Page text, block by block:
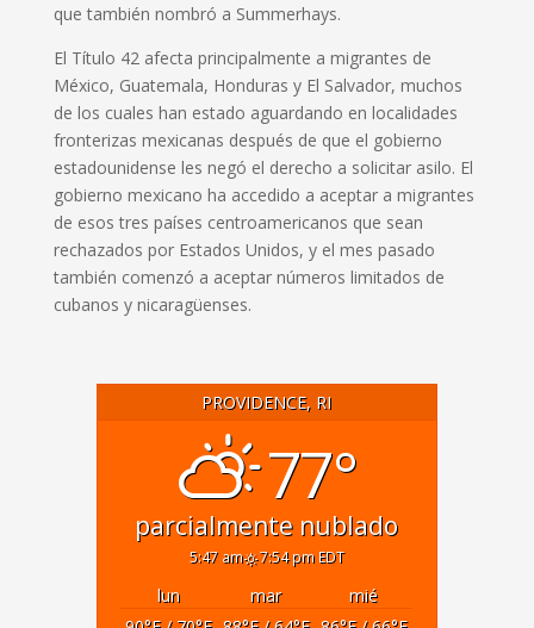
que también nombró a Summerhays.
El Título 42 afecta principalmente a migrantes de
México, Guatemala, Honduras y El Salvador, muchos
de los cuales han estado aguardando en localidades
fronterizas mexicanas después de que el gobierno
estadounidense les negó el derecho a solicitar asilo. El
gobierno mexicano ha accedido a aceptar a migrantes
de esos tres países centroamericanos que sean
rechazados por Estados Unidos, y el mes pasado
también comenzó a aceptar números limitados de
cubanos y nicaragüenses.
PROVIDENCE, RI
77°
parcialmente nublado
5:47 am 7:54 pm EDT
lun mar
mié